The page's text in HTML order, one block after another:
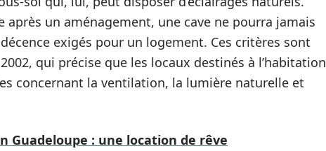
un aménagement, une cave ne pourra jamais
exigés pour un logement. Ces critères sont
qui précise que les locaux destinés à l’habitation
concernant la ventilation, la lumière naturelle et
Guadeloupe : une location de rêve